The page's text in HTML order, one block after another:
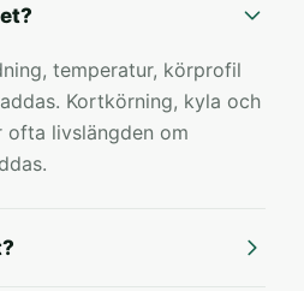
temperatur, körprofil
Kortkörning, kyla och
livslängden om